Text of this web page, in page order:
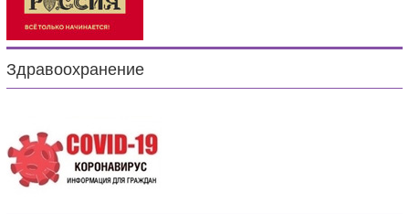
Здравоохранение